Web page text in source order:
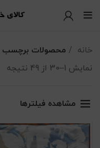
خانه
محصولات برچسب
نمایش 1–30 از 49 نتیجه
مشاهده فیلترها